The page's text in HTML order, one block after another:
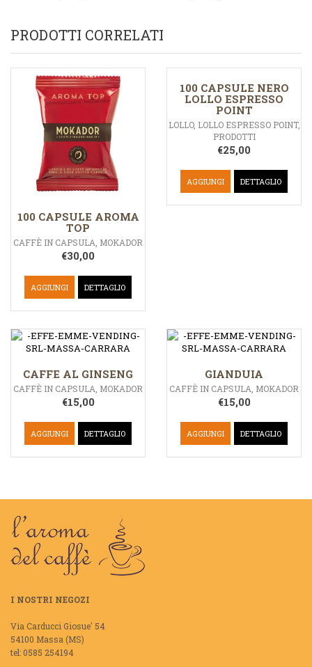
PRODOTTI CORRELATI
100 CAPSULE AROMA
TOP
CAFFÈ IN CAPSULA MOKADOR
€30,00
AGGIUNGI DETTAGLIO
100 CAPSULE NERO
LOLLO ESPRESSO
POINT
LOLLO, LOLLO ESPRESSO POINT,
PRODOTTI
€25,00
AGGIUNGI DETTAGLIO
CAFFE AL GINSENG
CAFFÈ IN CAPSULA MOKADOR
€15,00
AGGIUNGI DETTAGLIO
GIANDUIA
CAFFÈ IN CAPSULA MOKADOR
€15,00
AGGIUNGI DETTAGLIO
I NOSTRI NEGOZI
Via Carducci Giosue' 54
54100 Massa (MS)
tel: 0585 254194